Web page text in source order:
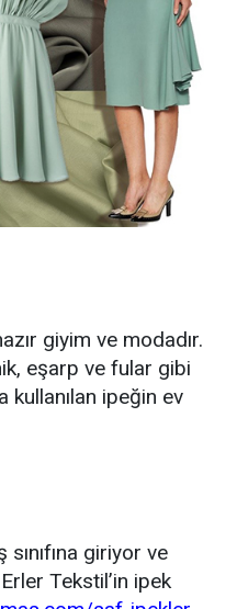
giyim ve modadır.
eşarp ve fular gibi
kullanılan ipeğin ev
giriyor ve
Tekstil’in ipek